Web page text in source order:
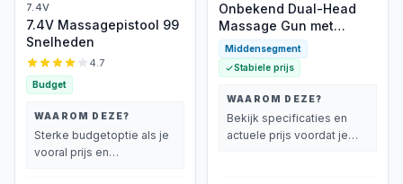
7.4V
7.4V Massagepistool 99
Snelheden
4.7
Budget
WAAROM DEZE?
Sterke budgetoptie als je
vooral prijs en
Onbekend Dual-Head
Massage Gun met
Verlengsteel, 12 Standen
Middensegment
Stabiele prijs
WAAROM DEZE?
Bekijk specificaties en
actuele prijs voordat je